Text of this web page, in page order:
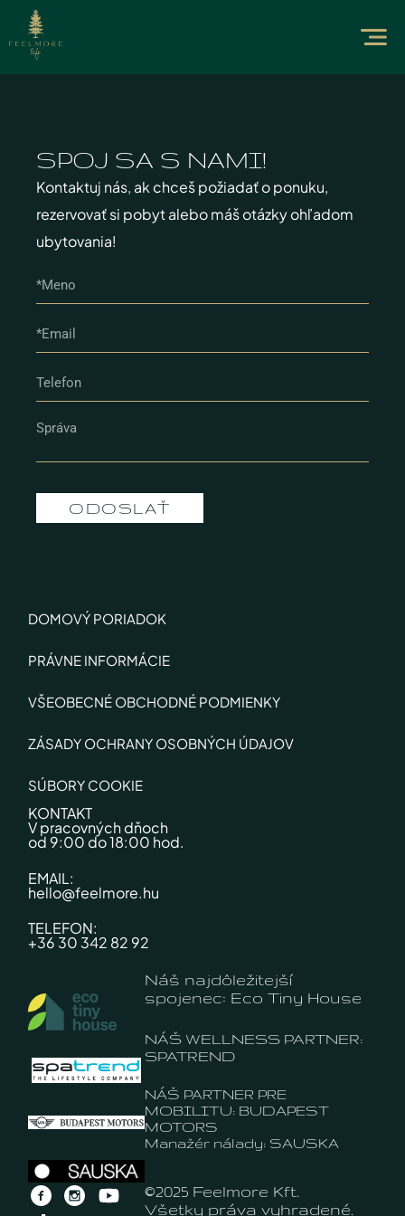
SPOJ SA S NAMI!​
Kontaktuj nás, ak chceš požiadať o ponuku,
rezervovať si pobyt alebo máš otázky ohľadom
ubytovania!
ODOSLAŤ
DOMOVÝ PORIADOK
PRÁVNE INFORMÁCIE
VŠEOBECNÉ OBCHODNÉ PODMIENKY
ZÁSADY OCHRANY OSOBNÝCH ÚDAJOV
SÚBORY COOKIE
KONTAKT
V pracovných dňoch
od 9:00 do 18:00 hod.
EMAIL:
hello@feelmore.hu
TELEFON:
+36 30 342 82 92
Náš najdôležitejší
spojenec: Eco Tiny House
NÁŠ WELLNESS PARTNER:
SPATREND
NÁŠ PARTNER PRE
MOBILITU: BUDAPEST
MOTORS
Manažér nálady: SAUSKA
©2025 Feelmore Kft.
Všetky práva vyhradené.